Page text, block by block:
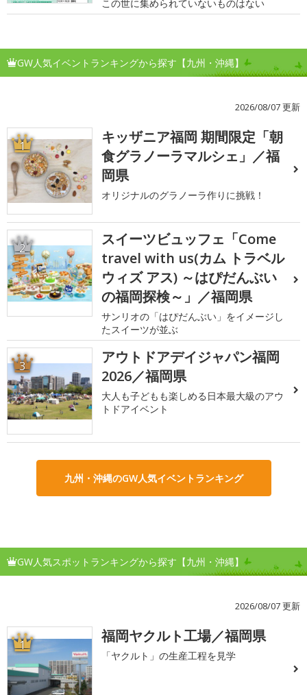
この世に集められていないものはない
GW人気イベントランキングから探す【九州・沖縄】
2026/08/07 更新
1
キッザニア福岡 期間限定「朝
食グラノーラマルシェ」／福
岡県
オリジナルのグラノーラ作りに挑戦！
2
スイーツビュッフェ「Come
travel with us(カム トラベル
ウィズ アス) ～はぴだんぶい
の福岡探検～」／福岡県
サンリオの「はぴだんぶい」をイメージし
たスイーツが並ぶ
3
アウトドアデイジャパン福岡
2026／福岡県
大人も子どもも楽しめる日本最大級のアウ
トドアイベント
九州・沖縄のGW人気イベントランキング
GW人気スポットランキングから探す【九州・沖縄】
2026/08/07 更新
1 福岡ヤクルト工場／福岡県
「ヤクルト」の生産工程を見学